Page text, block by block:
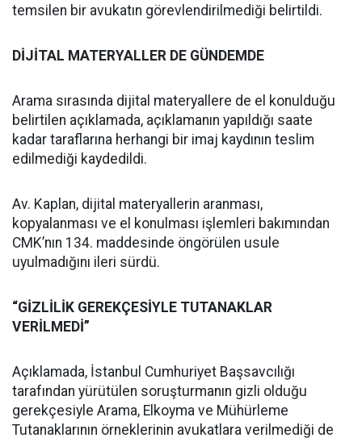
temsilen bir avukatın görevlendirilmediği belirtildi.
DİJİTAL MATERYALLER DE GÜNDEMDE
Arama sırasında dijital materyallere de el konulduğu
belirtilen açıklamada, açıklamanın yapıldığı saate
kadar taraflarına herhangi bir imaj kaydının teslim
edilmediği kaydedildi.
Av. Kaplan, dijital materyallerin aranması,
kopyalanması ve el konulması işlemleri bakımından
CMK’nın 134. maddesinde öngörülen usule
uyulmadığını ileri sürdü.
“GİZLİLİK GEREKÇESİYLE TUTANAKLAR
VERİLMEDİ”
Açıklamada, İstanbul Cumhuriyet Başsavcılığı
tarafından yürütülen soruşturmanın gizli olduğu
gerekçesiyle Arama, Elkoyma ve Mühürleme
Tutanaklarının örneklerinin avukatlara verilmediği de